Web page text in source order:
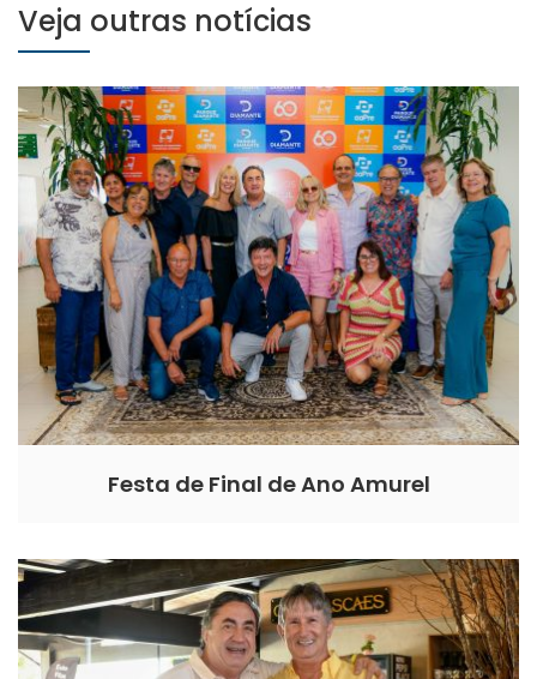
Veja outras notícias
Festa de Final de Ano Amurel